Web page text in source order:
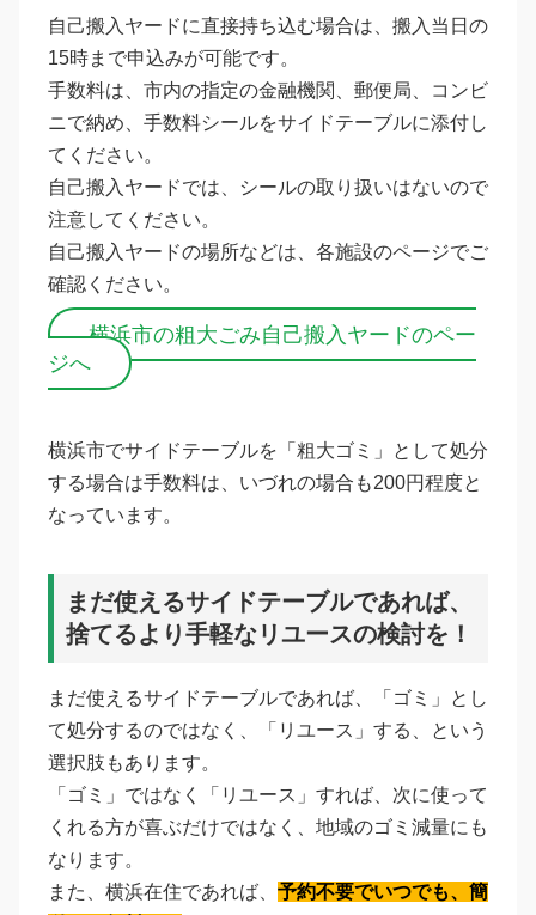
自己搬入ヤードに直接持ち込む場合は、搬入当日の
15時まで申込みが可能です。
手数料は、市内の指定の金融機関、郵便局、コンビ
ニで納め、手数料シールをサイドテーブルに添付し
てください。
自己搬入ヤードでは、シールの取り扱いはないので
注意してください。
自己搬入ヤードの場所などは、各施設のページでご
確認ください。
横浜市の粗大ごみ自己搬入ヤードのペー
ジへ
横浜市でサイドテーブルを「粗大ゴミ」として処分
する場合は手数料は、いづれの場合も200円程度と
なっています。
まだ使えるサイドテーブルであれば、
捨てるより手軽なリユースの検討を！
まだ使えるサイドテーブルであれば、「ゴミ」とし
て処分するのではなく、「リユース」する、という
選択肢もあります。
「ゴミ」ではなく「リユース」すれば、次に使って
くれる方が喜ぶだけではなく、地域のゴミ減量にも
なります。
また、横浜在住であれば、 予約不要でいつでも、簡